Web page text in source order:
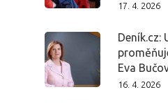
17. 4. 2026
Deník.cz:
Eva
16. 4. 2026